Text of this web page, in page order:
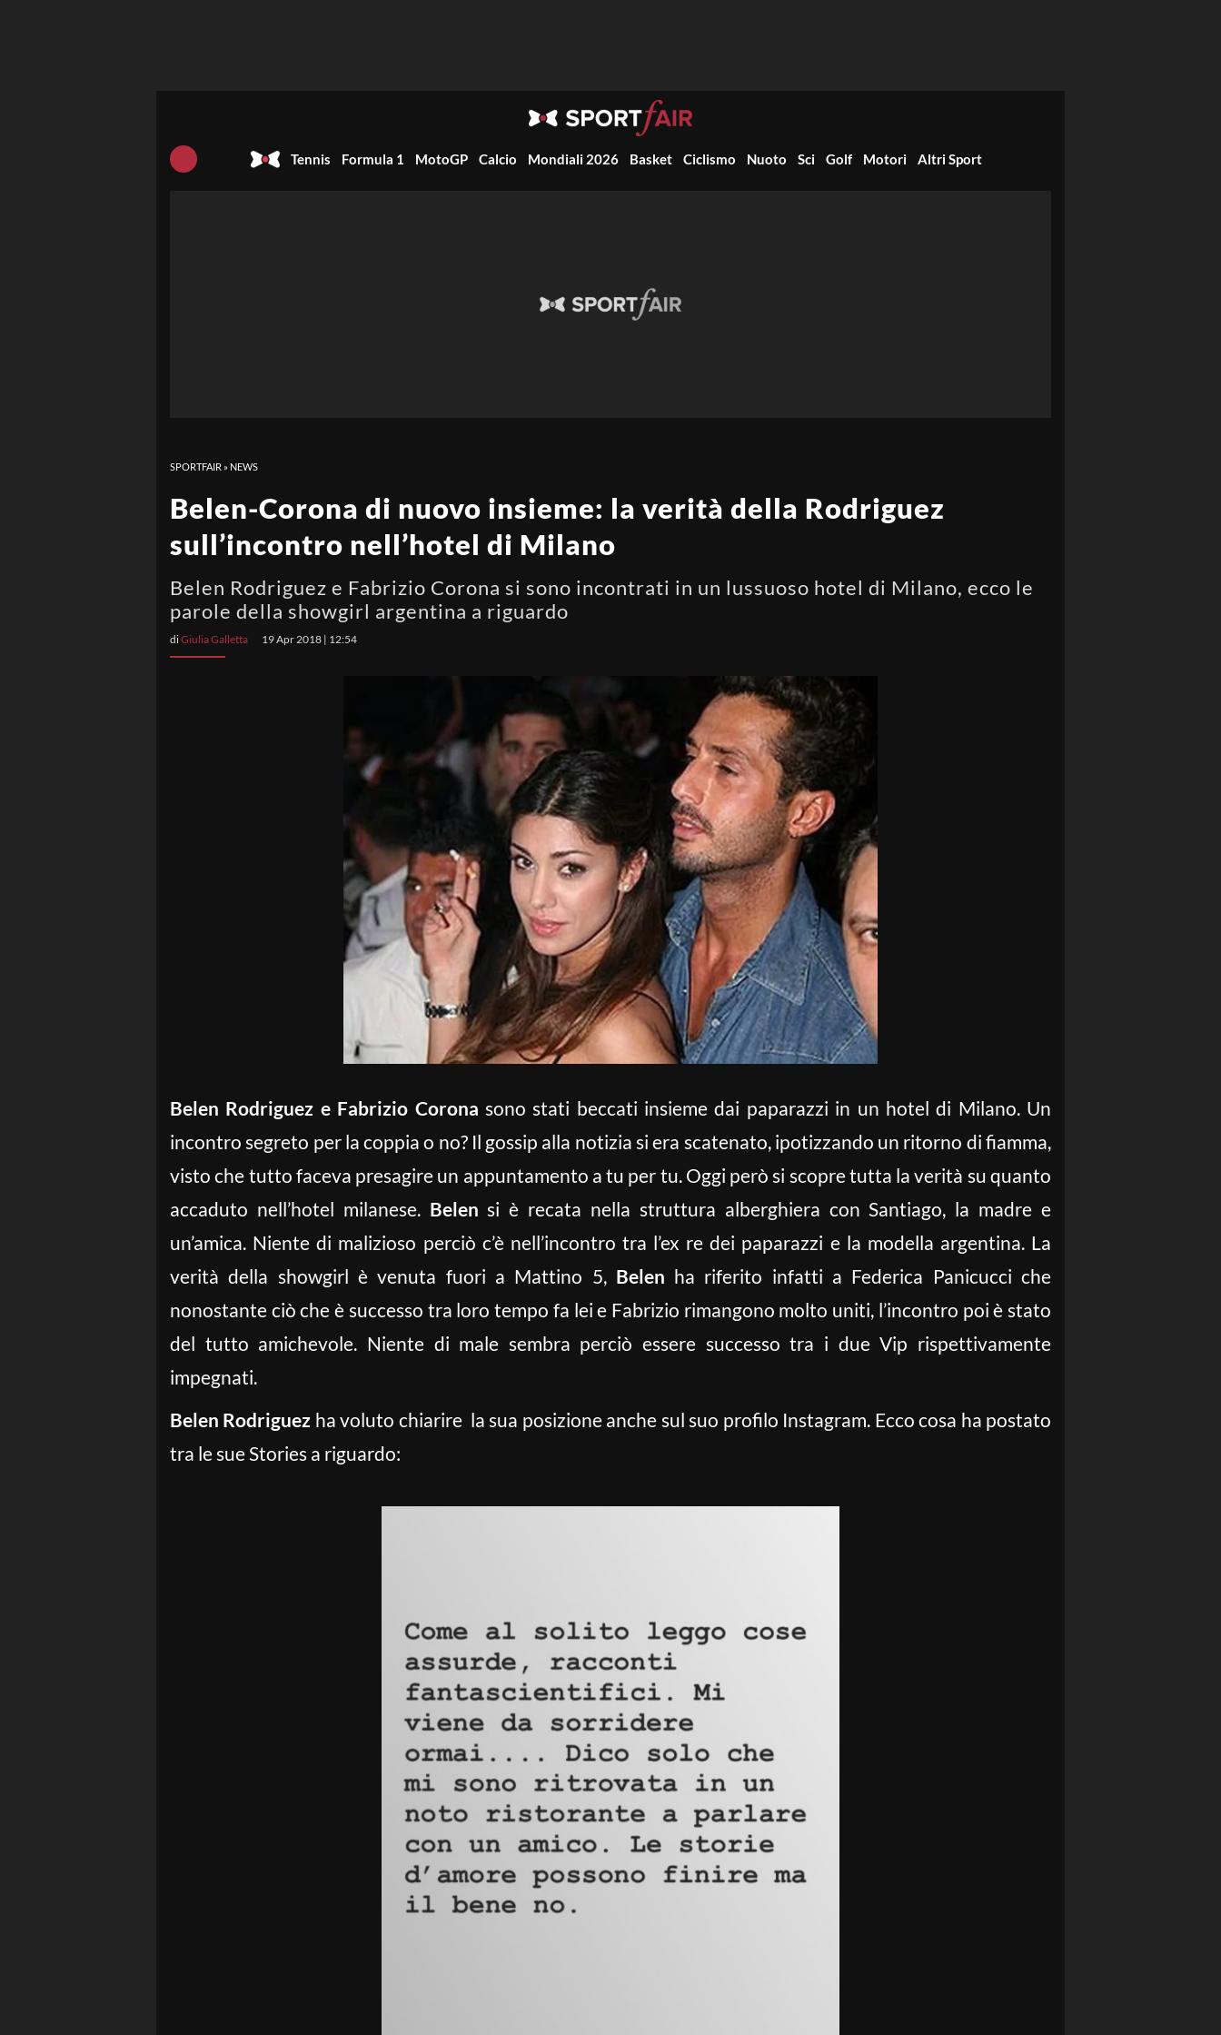
Tennis Formula 1 MotoGP Calcio Mondiali 2026 Basket Ciclismo Nuoto Sci Golf Motori Altri Sport
SPORTFAIR » NEWS
Belen-Corona di nuovo insieme: la verità della Rodriguez
sull’incontro nell’hotel di Milano
Belen Rodriguez e Fabrizio Corona si sono incontrati in un lussuoso hotel di Milano, ecco le
parole della showgirl argentina a riguardo
diGiulia Galletta 19 Apr 2018 | 12:54
Belen Rodriguez e Fabrizio Corona sono stati beccati insieme dai paparazzi in un hotel di Milano. Un
incontro segreto per la coppia o no? Il gossip alla notizia si era scatenato, ipotizzando un ritorno di fiamma,
visto che tutto faceva presagire un appuntamento a tu per tu. Oggi però si scopre tutta la verità su quanto
accaduto nell’hotel milanese. Belen si è recata nella struttura alberghiera con Santiago, la madre e
un’amica. Niente di malizioso perciò c’è nell’incontro tra l’ex re dei paparazzi e la modella argentina. La
verità della showgirl è venuta fuori a Mattino 5, Belen ha riferito infatti a Federica Panicucci che
nonostante ciò che è successo tra loro tempo fa lei e Fabrizio rimangono molto uniti, l’incontro poi è stato
del tutto amichevole. Niente di male sembra perciò essere successo tra i due Vip rispettivamente
impegnati.
Belen Rodriguez ha voluto chiarire la sua posizione anche sul suo profilo Instagram. Ecco cosa ha postato
tra le sue Stories a riguardo: